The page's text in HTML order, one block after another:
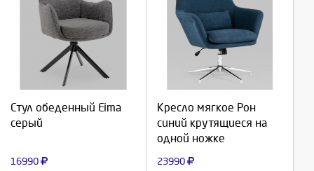
Стул обеденный Eima
серый
16990
Выберите количество:
Продолжить
Кресло мягкое Рон
синий крутящиеся на
одной ножке
23990
Выберите количество:
Продолжить
Отмена